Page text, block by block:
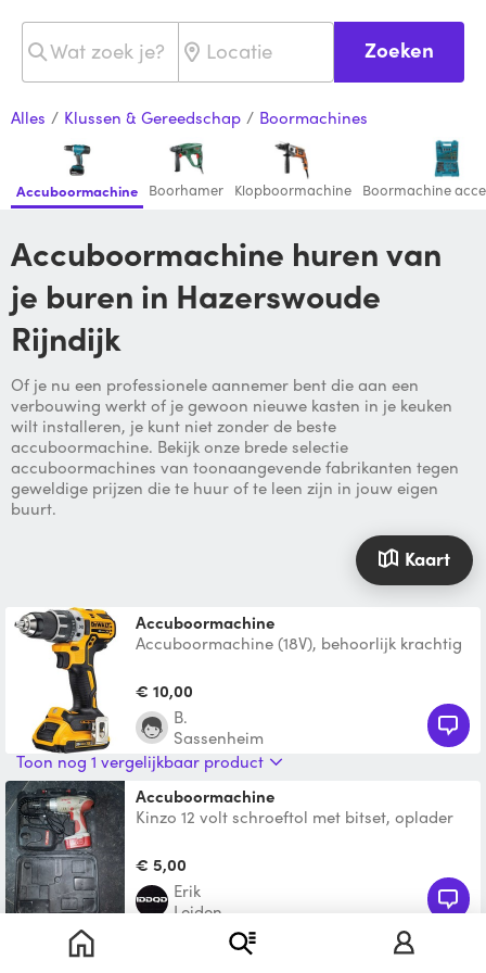
Zoeken
Alles / Klussen & Gereedschap / Boormachines
Accuboormachine Boorhamer Klopboormachine Boormachine
Accuboormachine huren van
je buren in Hazerswoude
Rijndijk
Of je nu een professionele aannemer bent die aan een
verbouwing werkt of je gewoon nieuwe kasten in je keuken
wilt installeren, je kunt niet zonder de beste
accuboormachine. Bekijk onze brede selectie
accuboormachines van toonaangevende fabrikanten tegen
geweldige prijzen die te huur of te leen zijn in jouw eigen
buurt.
Kaart
accuboormachine
Accuboormachine (18V), behoorlijk krachtig
voor boren met ee
€ 10,00
B.
Sassenheim
Toon nog 1 vergelijkbaar product
Accuboormachine
Kinzo 12 volt schroeftol met bitset, oplader
€ 5,00
erik
Leiden
Accuboormachine
Een DeWalt accu boormachine. Met oplader